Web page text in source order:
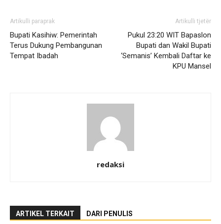
Artikulli paraprak
Bupati Kasihiw: Pemerintah
Terus Dukung Pembangunan
Tempat Ibadah
Artikulli tjetër
Pukul 23:20 WIT Bapaslon
Bupati dan Wakil Bupati
‘Semanis’ Kembali Daftar ke
KPU Mansel
redaksi
ARTIKEL TERKAIT DARI PENULIS